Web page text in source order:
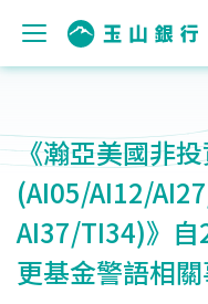
《瀚亞美國非
(AI05/AI12/
AI37/TI34)》
更基金警語相